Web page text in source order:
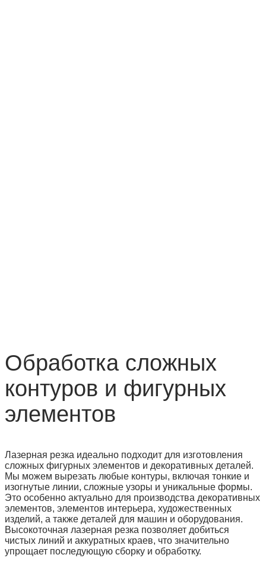
Обработка сложных
контуров и фигурных
элементов
Лазерная резка идеально подходит для изготовления
сложных фигурных элементов и декоративных деталей.
Мы можем вырезать любые контуры, включая тонкие и
изогнутые линии, сложные узоры и уникальные формы.
Это особенно актуально для производства декоративных
элементов, элементов интерьера, художественных
изделий, а также деталей для машин и оборудования.
Высокоточная лазерная резка позволяет добиться
чистых линий и аккуратных краев, что значительно
упрощает последующую сборку и обработку.